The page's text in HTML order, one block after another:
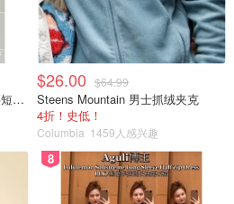
lululemon Softstreme 女士高腰短裤 10cm
$26.00 $64.99
Steens Mountain 男士抓绒夹克
4折！史低！
Columbia 1459人感兴趣
8